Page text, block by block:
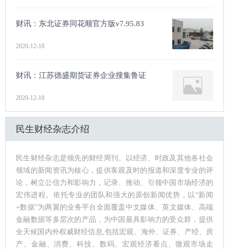
财讯：东北证券同花顺官方版v7.95.83
2020-12-18
财讯：江苏德盛期货证券企业搜集鲁证
2020-12-18
民生财经杂志介绍
民生财经杂志是领先的财经周刊。以经济、时政及其他各社会
领域的新闻资讯为核心，提供客观及时的报道和深度专业的评
论，树立公信力和影响力，记录、推动、引领中国市场经济的
宏伟进程。依托专业的团队和强大的原创新闻优势，以“新闻
+数据”为两翼的业务平台全面覆盖中文媒体、英文媒体、高端
金融数据等多层次的产品，为中国最具影响力的受众群，提供
全天候国内外权威财经信息,包括宏观、海外、证券、产经、房
产、金融、消费、科技、数码、宏观经济看点、微观市场走